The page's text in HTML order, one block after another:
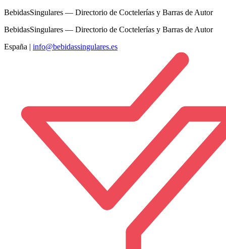
BebidasSingulares — Directorio de Coctelerías y Barras de Autor
BebidasSingulares — Directorio de Coctelerías y Barras de Autor
España | info@bebidassingulares.es